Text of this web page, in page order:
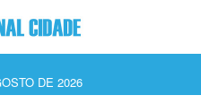
DE 2026